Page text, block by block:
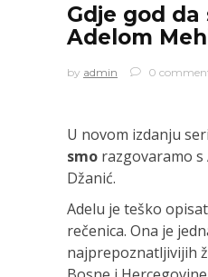
Gdje god da
Adelom
by admin 0
U novom izdanju
smo razgovaramo s
Džanić.
Adelu je teško
rečenica. Ona je
najprepoznatljivijih